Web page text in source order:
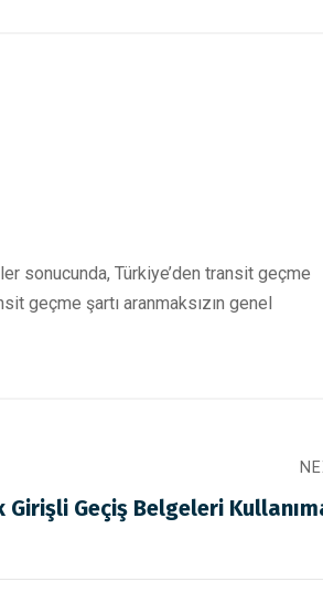
sonucunda, Türkiye’den transit geçme
geçme şartı aranmaksızın genel
Girişli Geçiş Belgeleri